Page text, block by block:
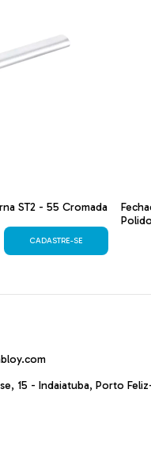
ST2 - 55 Cromada
CADASTRE-SE
Polido
15 - Indaiatuba, Porto